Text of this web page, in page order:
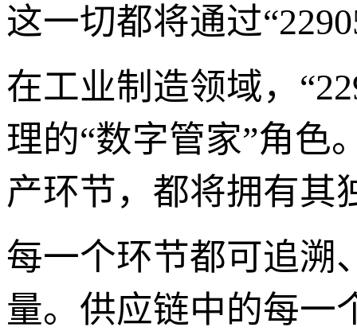
这一切都将通过
在工业制造领域，
理的“数字管家”角色
产环节，都将拥有其
每一个环节都可追溯
量。供应链中的每一